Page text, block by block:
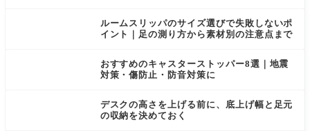
ルームスリッパのサイズ選びで失敗しないポ
イント｜足の測り方から素材別の注意点まで
おすすめのキャスターストッパー8選｜地震
対策・傷防止・防音対策に
デスクの高さを上げる前に、底上げ幅と足元
の収納を決めておく